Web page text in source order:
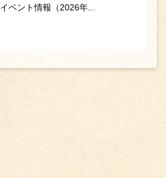
イベント情報（2026年...